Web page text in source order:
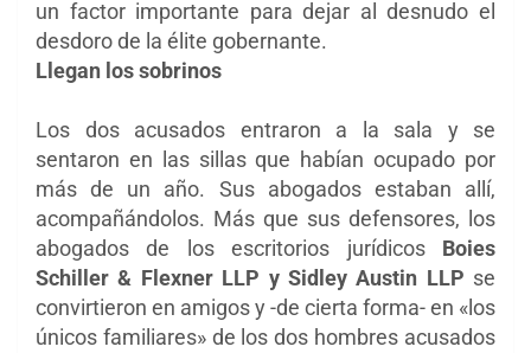
un factor importante para dejar al desnudo el
desdoro de la élite gobernante.
Llegan los sobrinos
Los dos acusados entraron a la sala y se
sentaron en las sillas que habían ocupado por
más de un año. Sus abogados estaban allí,
acompañándolos. Más que sus defensores, los
abogados de los escritorios jurídicos
Boies
Schiller & Flexner LLP y Sidley Austin LLP se
convirtieron en amigos y -de cierta forma- en «los
únicos familiares» de los dos hombres acusados